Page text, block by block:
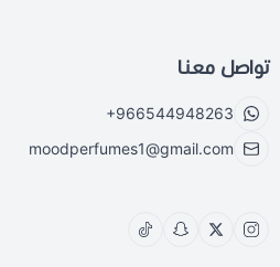
تواصل معنا
+966544948263
moodperfumes1@gmail.com